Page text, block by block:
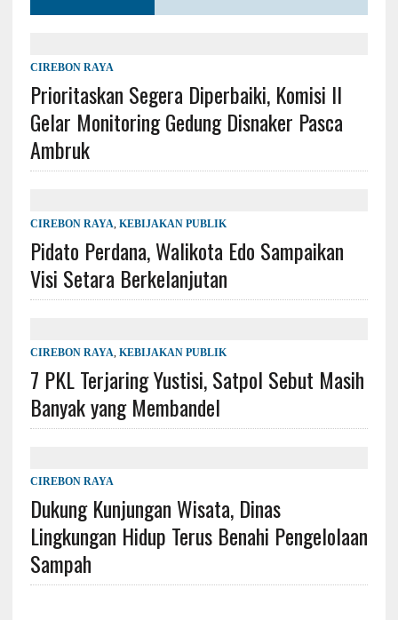
CIREBON RAYA
Prioritaskan Segera Diperbaiki, Komisi II
Gelar Monitoring Gedung Disnaker Pasca
Ambruk
CIREBON RAYA KEBIJAKAN PUBLIK
Pidato Perdana, Walikota Edo Sampaikan
Visi Setara Berkelanjutan
CIREBON RAYA KEBIJAKAN PUBLIK
7 PKL Terjaring Yustisi, Satpol Sebut Masih
Banyak yang Membandel
CIREBON RAYA
Dukung Kunjungan Wisata, Dinas
Lingkungan Hidup Terus Benahi Pengelolaan
Sampah